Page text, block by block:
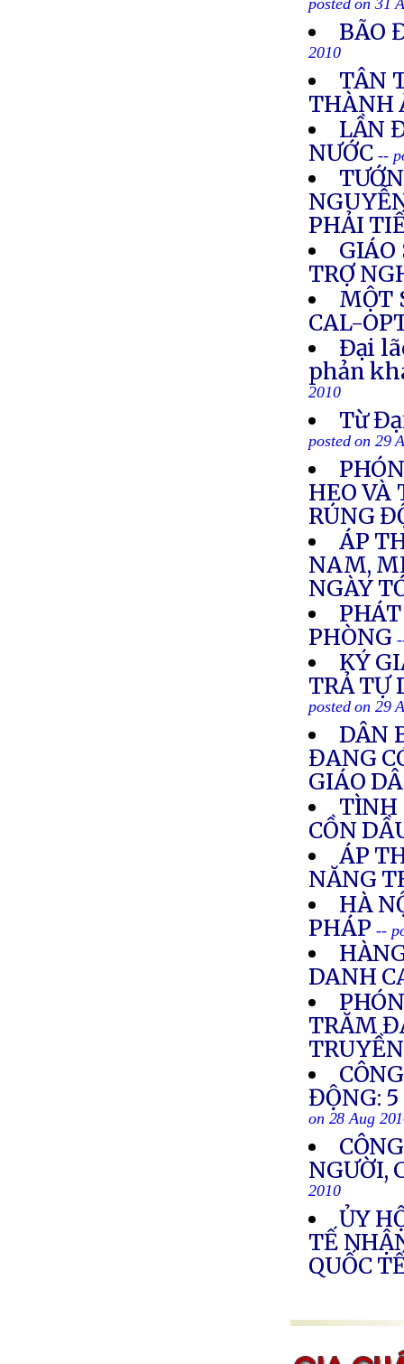
posted on 31
BÃO
2010
TÂN
THÀNH
LẦN
NƯỚC --
PHẢI
GIÁO
TRỢ
MỘT
CAL-
Ðại
phản
2010
Từ
posted on 29
HEO
RÚNG
ÁP
NAM,
NGÀY
PHÒNG
KÝ
TRẢ TỰ
posted on 29
DÂN
ĐANG
GIÁO
TÌNH
CỒN
ÁP
NĂNG
HÀ
PHÁP--
DANH
TRĂM
TRUYỀN
ĐỘNG:
on 28 Aug
NGƯỜI,
2010
ỦY
TẾ
QUỐC